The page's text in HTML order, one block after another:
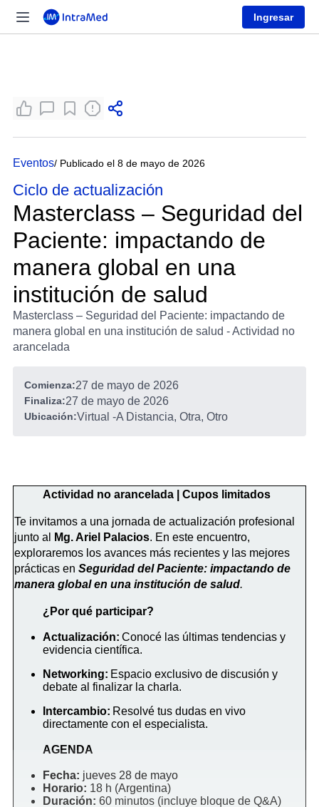
Ingresar
Eventos/ Publicado el 8 de mayo de 2026
Ciclo de actualización
Masterclass – Seguridad del
Paciente: impactando de
manera global en una
institución de salud
Masterclass – Seguridad del Paciente: impactando de
manera global en una institución de salud - Actividad no
arancelada
Comienza:27 de mayo de 2026
Finaliza:27 de mayo de 2026
Ubicación:Virtual -A Distancia, Otra, Otro
Actividad no arancelada | Cupos limitados
Te invitamos a una jornada de actualización profesional
junto al
Mg. Ariel Palacios. En este encuentro,
exploraremos los avances más recientes y las mejores
prácticas en Seguridad del Paciente: impactando de
manera global en una institución de salud.
¿Por qué participar?
Actualización: Conocé las últimas tendencias y
evidencia científica.
Networking: Espacio exclusivo de discusión y
debate al finalizar la charla.
Intercambio: Resolvé tus dudas en vivo
directamente con el especialista.
AGENDA
Fecha: jueves 28 de mayo
Horario: 18 h (Argentina)
Duración: 60 minutos (incluye bloque de Q&A)